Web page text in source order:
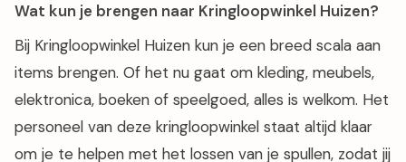
Wat kun je brengen naar Kringloopwinkel Huizen?
Bij Kringloopwinkel Huizen kun je een breed scala aan
items brengen. Of het nu gaat om kleding, meubels,
elektronica, boeken of speelgoed, alles is welkom. Het
personeel van deze kringloopwinkel staat altijd klaar
om je te helpen met het lossen van je spullen, zodat jij